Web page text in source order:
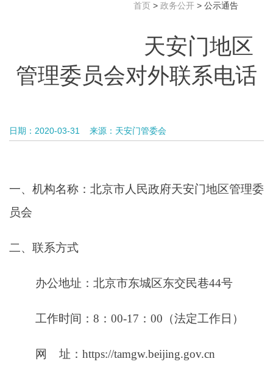
首页> 政务公开> 公示通告
天安门地区
管理委员会对外联系电话
日期：2020-03-31 来源：天安门管委会
一、机构名称：北京市人民政府天安门地区管理委
员会
二、联系方式
办公地址：北京市东城区东交民巷44号
工作时间：8：00-17：00（法定工作日）
网 址：https://tamgw.beijing.gov.cn